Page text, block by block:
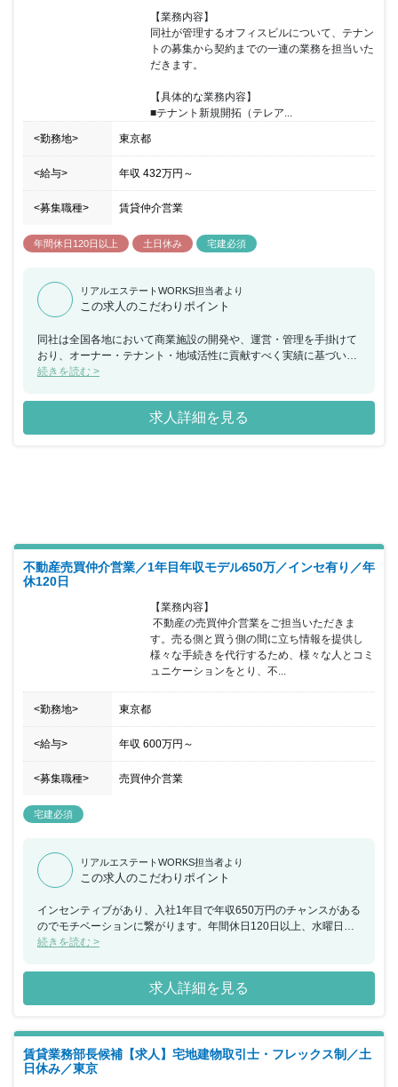
シニア事業では、高齢者の自立を支援し、家族や社会との絆を深め
るサービスを提供する、 有料老人ホームを開発・運営しています。
【業務内容】
同社が管理するオフィスビルについて、テナン
トの募集から契約までの一連の業務を担当いた
だきます。
【具体的な業務内容】
■テナント新規開拓（テレア...
<勤務地> 東京都
<給与> 年収 432万円 ～
<募集職種> 賃貸仲介営業
年間休日120日以上 土日休み 宅建必須
リアルエステートWORKS担当者より
この求人のこだわりポイント
同社は全国各地において商業施設の開発や、運営・管理を手掛けて
おり、オーナー・テナント・地域活性に貢献すべく実績に基づいた
最適な開発を行い、運営・管理を行っております。 また、地域のニ
スホテルにおいては、現在全国に74店舗を運営しております。 今
回、同社が管理するオフィスビルについて、テナントの募集から契
約までの一連の業務をご担当いただける方を募集することとなりま
続きを読む >
求人詳細を見る
不動産売買仲介営業／1年目年収モデル650万／インセ有り／年
休120日
【業務内容】
す。売る側と買う側の間に立ち情報を提供し
様々な手続きを代行するため、様々な人とコミ
ュニケーションをとり、不...
<勤務地> 東京都
<給与> 年収 600万円 ～
<募集職種> 売買仲介営業
宅建必須
リアルエステートWORKS担当者より
この求人のこだわりポイント
インセンティブがあり、入社1年目で年収650万円のチャンスがある
のでモチベーションに繋がります。年間休日120日以上、水曜日と
好きな曜日を休日にできるためワークライフバランスが取れる環境
が会社の成長に直結するため、達成感とやりがいを感じられるポジ
続きを読む >
求人詳細を見る
賃貸業務部長候補【求人】宅地建物取引士・フレックス制／土
日休み／東京